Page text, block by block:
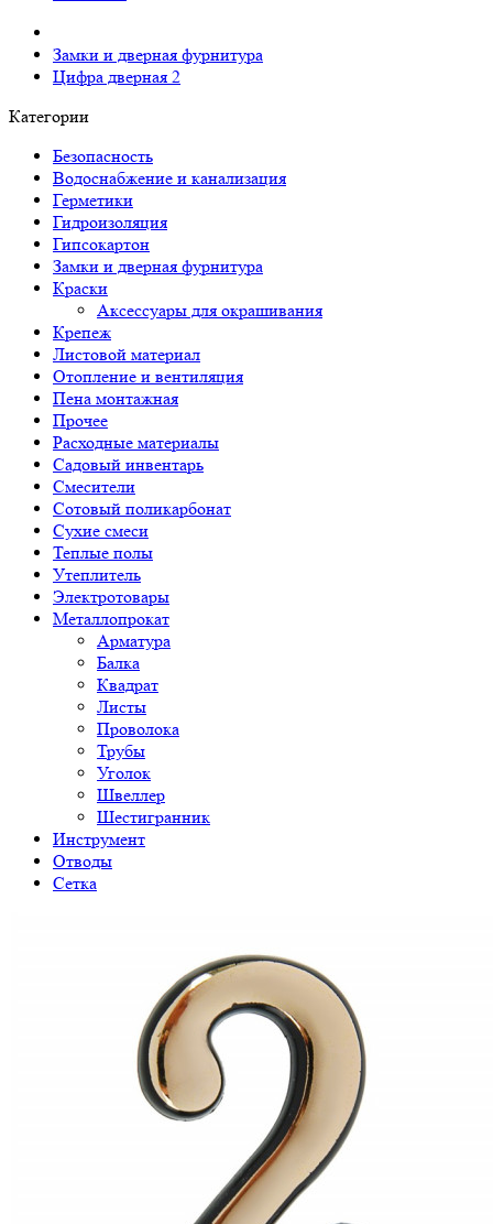
Замки и дверная фурнитура
Цифра дверная 2
Категории
Безопасность
Водоснабжение и канализация
Герметики
Гидроизоляция
Гипсокартон
Замки и дверная фурнитура
Краски
Аксессуары для окрашивания
Крепеж
Листовой материал
Отопление и вентиляция
Пена монтажная
Прочее
Расходные материалы
Садовый инвентарь
Смесители
Сотовый поликарбонат
Сухие смеси
Теплые полы
Утеплитель
Электротовары
Металлопрокат
Арматура
Балка
Квадрат
Листы
Проволока
Трубы
Уголок
Швеллер
Шестигранник
Инструмент
Отводы
Сетка